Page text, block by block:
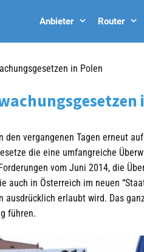
Anbieter Router
in Polen
den vergangenen Tagen erneut
die eine umfangreiche
vom Juni 2014, die
in Österreich im neuen
erlaubt wird. Das
führen.